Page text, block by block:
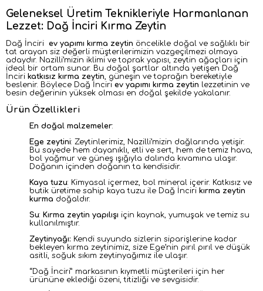
Geleneksel Üretim Teknikleriyle Harmanlanan
Lezzet: Dağ İnciri Kırma Zeytin
Dağ İnciri ev yapımı kırma zeytin öncelikle doğal ve sağlıklı bir
tat arayan siz değerli müşterilerimizin vazgeçilmezi olmaya
adaydır. Nazilli’mizin iklimi ve toprak yapısı, zeytin ağaçları için
ideal bir ortam sunar. Bu doğal şartlar altında yetişen Dağ
İnciri katkısız kırma zeytin , güneşin ve toprağın bereketiyle
beslenir. Böylece Dağ İnciri ev yapımı kırma zeytin lezzetinin ve
besin değerinin yüksek olması en doğal şekilde yakalanır.
Ürün Özellikleri
En doğal malzemeler:
Ege zeytini: Zeytinlerimiz, Nazilli’mizin dağlarında yetişir.
Bu sayede hem dayanıklı, etli ve sert, hem de temiz hava,
bol yağmur ve güneş ışığıyla dalında kıvamına ulaşır.
Doğanın içinden doğanın ta kendisidir.
Kaya tuzu: Kimyasal içermez, bol mineral içerir. Katkısız ve
butik üretime sahip kaya tuzu ile Dağ İnciri kırma zeytin
kurma doğaldır.
Su: Kırma zeytin yapılışı için kaynak, yumuşak ve temiz su
kullanılmıştır.
Zeytinyağı: Kendi suyunda sizlerin siparişlerine kadar
bekleyen kırma zeytinimiz, size Ege’nin pırıl pırıl ve düşük
asitli, soğuk sıkım zeytinyağımız ile ulaşır.
“Dağ İnciri” markasının kıymetli müşterileri için her
ürününe eklediği özeni, titizliği ve sevgisidir.